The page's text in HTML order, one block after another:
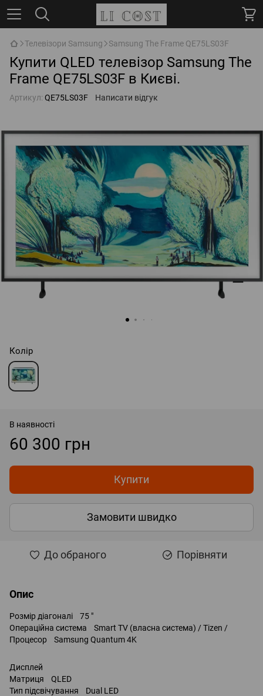
Телевізори Samsung Samsung The Frame QE75LS03F
Купити QLED телевізор Samsung The
Frame QE75LS03F в Києві.
Артикул: QE75LS03F Написати відгук
Колір
В наявності
60 300 грн
Купити
Замовити швидко
До обраного Порівняти
Опис
Розмір діагоналі 75 "
Операційна система Smart TV (власна система) / Tizen /
Процесор Samsung Quantum 4K
Дисплей
Матриця QLED
Тип підсвічування Dual LED